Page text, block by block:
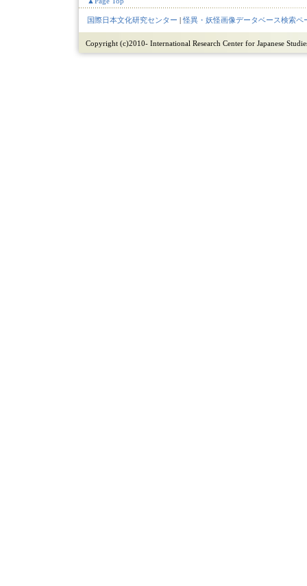
国際日本文化研究センター |怪異・妖怪画像データベース検索ペ
Copyright (c)2010- International Research Center for Japanese